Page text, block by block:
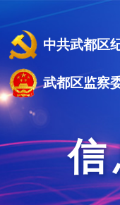
中共武都区
武都区监察